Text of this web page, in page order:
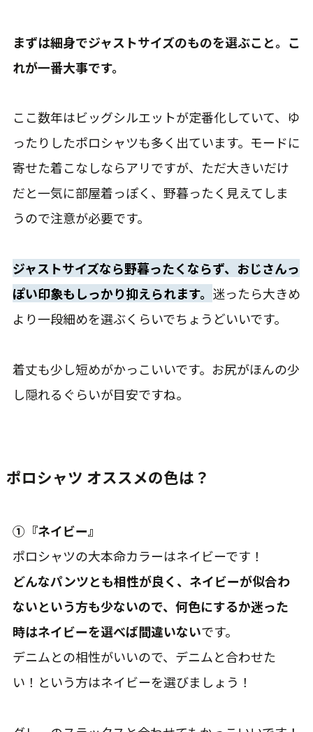
まずは細身でジャストサイズのものを選ぶこと。こ
れが一番大事です。
ここ数年はビッグシルエットが定番化していて、ゆ
ったりしたポロシャツも多く出ています。モードに
寄せた着こなしならアリですが、ただ大きいだけ
だと一気に部屋着っぽく、野暮ったく見えてしま
うので注意が必要です。
ジャストサイズなら野暮ったくならず、おじさんっ
ぽい印象もしっかり抑えられます。 迷ったら大きめ
より一段細めを選ぶくらいでちょうどいいです。
着丈も少し短めがかっこいいです。お尻がほんの少
し隠れるぐらいが目安ですね。
ポロシャツ オススメの色は？
①『ネイビー』
ポロシャツの大本命カラーはネイビーです！
どんなパンツとも相性が良く、ネイビーが似合わ
ないという方も少ないので、何色にするか迷った
時はネイビーを選べば間違いないです。
デニムとの相性がいいので、デニムと合わせた
い！という方はネイビーを選びましょう！